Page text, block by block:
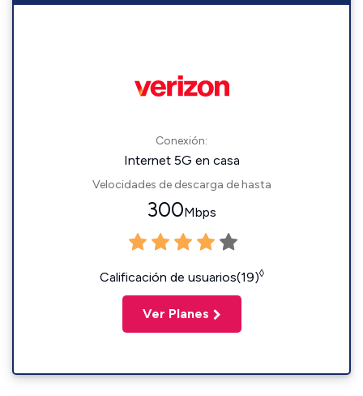
Conexión:
Internet 5G en casa
Velocidades de descarga de hasta
300Mbps
Calificación de usuarios(19)◊
Ver Planes